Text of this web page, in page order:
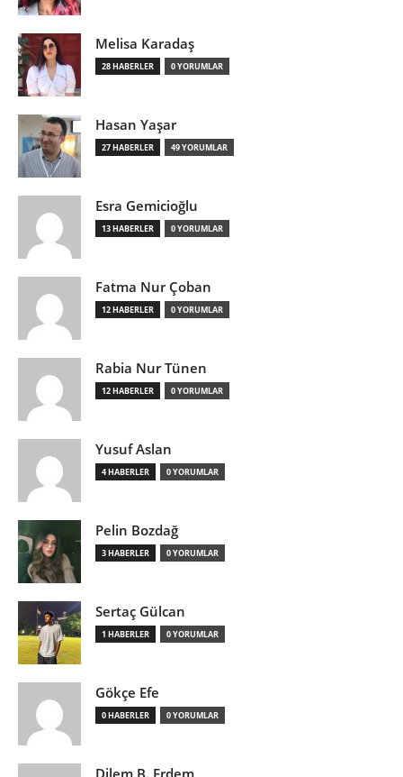
Melisa Karadaş
28 HABERLER 0 YORUMLAR
Hasan Yaşar
27 HABERLER 49 YORUMLAR
Esra Gemicioğlu
13 HABERLER 0 YORUMLAR
Fatma Nur Çoban
12 HABERLER 0 YORUMLAR
Rabia Nur Tünen
12 HABERLER 0 YORUMLAR
Yusuf Aslan
4 HABERLER 0 YORUMLAR
Pelin Bozdağ
3 HABERLER 0 YORUMLAR
Sertaç Gülcan
1 HABERLER 0 YORUMLAR
Gökçe Efe
0 HABERLER 0 YORUMLAR